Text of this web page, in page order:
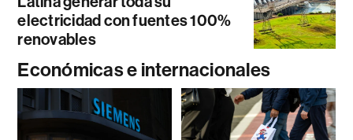
electricidad con fuentes 100%
renovables
Económicas e internacionales